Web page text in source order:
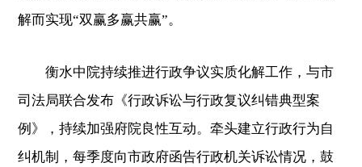
解而实现“双赢多赢共赢”。
衡水中院持续推进行政争议实质化解工作，与市
司法局联合发布《行政诉讼与行政复议纠错典型案
例》，持续加强府院良性互动。牵头建立行政行为自
纠机制，每季度向市政府函告行政机关诉讼情况，鼓